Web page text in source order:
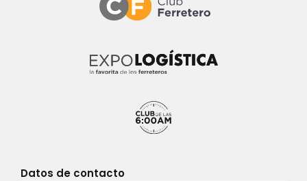
Datos de contacto